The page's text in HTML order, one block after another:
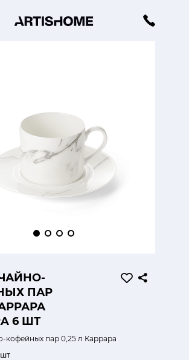
ПАР
6 ШТ
кофейных пар 0,25 л Каррара
шт